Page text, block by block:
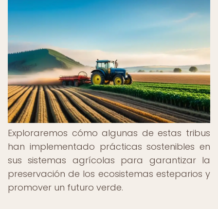
Exploraremos cómo algunas de estas tribus
han implementado prácticas sostenibles en
sus sistemas agrícolas para garantizar la
preservación de los ecosistemas esteparios y
promover un futuro verde.